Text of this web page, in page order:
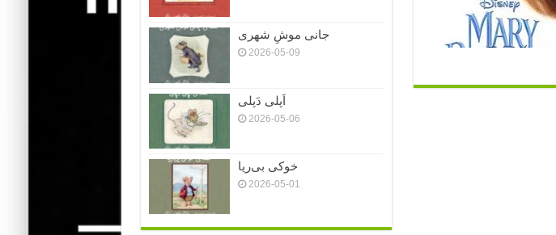
جانی موشِ شهری
2026-05-09
اَپلی دَپلی
2026-05-06
خوکی بی‌ریا
2026-05-01